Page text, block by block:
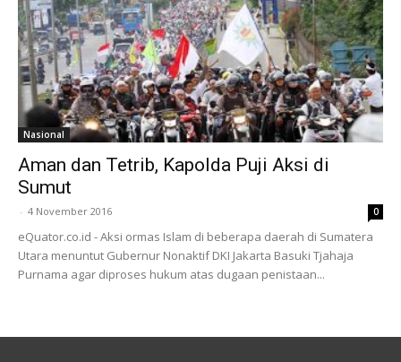
Nasional
Aman dan Tetrib, Kapolda Puji Aksi di
Sumut
- 4 November 2016 0
eQuator.co.id - Aksi ormas Islam di beberapa daerah di Sumatera
Utara menuntut Gubernur Nonaktif DKI Jakarta Basuki Tjahaja
Purnama agar diproses hukum atas dugaan penistaan...